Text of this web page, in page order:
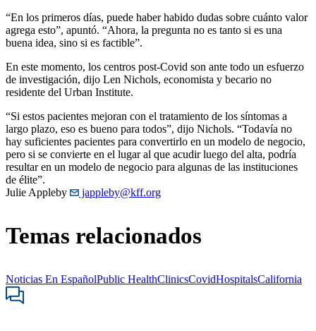
“En los primeros días, puede haber habido dudas sobre cuánto valor
agrega esto”, apuntó. “Ahora, la pregunta no es tanto si es una
buena idea, sino si es factible”.
En este momento, los centros post-Covid son ante todo un esfuerzo
de investigación, dijo Len Nichols, economista y becario no
residente del Urban Institute.
“Si estos pacientes mejoran con el tratamiento de los síntomas a
largo plazo, eso es bueno para todos”, dijo Nichols. “Todavía no
hay suficientes pacientes para convertirlo en un modelo de negocio,
pero si se convierte en el lugar al que acudir luego del alta, podría
resultar en un modelo de negocio para algunas de las instituciones
de élite”.
Julie Appleby
jappleby@kff.org
Temas relacionados
Noticias En EspañolPublic HealthClinicsCovidHospitalsCalifornia